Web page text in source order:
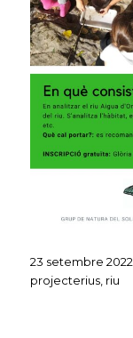
Publicat
el
23 setembre 2022
projecterius riu